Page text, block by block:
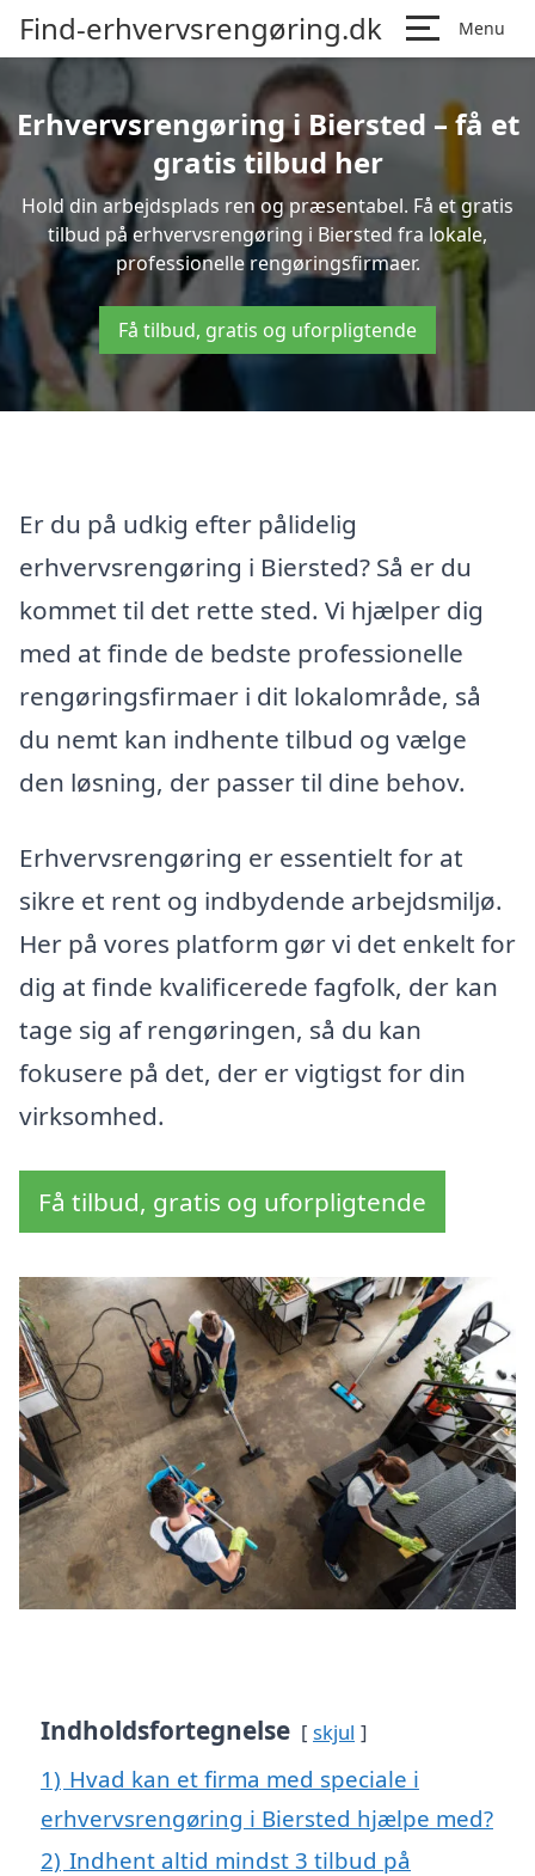
Find-erhvervsrengøring.dk Menu
Erhvervsrengøring i Biersted – få et
gratis tilbud her
Hold din arbejdsplads ren og præsentabel. Få et gratis
tilbud på erhvervsrengøring i Biersted fra lokale,
professionelle rengøringsfirmaer.
Få tilbud, gratis og uforpligtende
Er du på udkig efter pålidelig
erhvervsrengøring i Biersted? Så er du
kommet til det rette sted. Vi hjælper dig
med at finde de bedste professionelle
rengøringsfirmaer i dit lokalområde, så
du nemt kan indhente tilbud og vælge
den løsning, der passer til dine behov.
Erhvervsrengøring er essentielt for at
sikre et rent og indbydende arbejdsmiljø.
Her på vores platform gør vi det enkelt for
dig at finde kvalificerede fagfolk, der kan
tage sig af rengøringen, så du kan
fokusere på det, der er vigtigst for din
virksomhed.
Få tilbud, gratis og uforpligtende
Indholdsfortegnelse skjul
1) Hvad kan et firma med speciale i
erhvervsrengøring i Biersted hjælpe med?
2) Indhent altid mindst 3 tilbud på